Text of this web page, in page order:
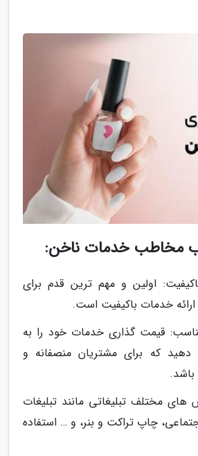
مخاطب خدمات ناخن:
اولین و مهم ترین قدم برای
خدمات باکیفیت است.
قیمت گذاری خدمات خود را به
دهید که برای مشتریان منصفانه و
های مختلف تبلیغاتی مانند تبلیغات
چاپ تراکت و بنر، و … استفاده